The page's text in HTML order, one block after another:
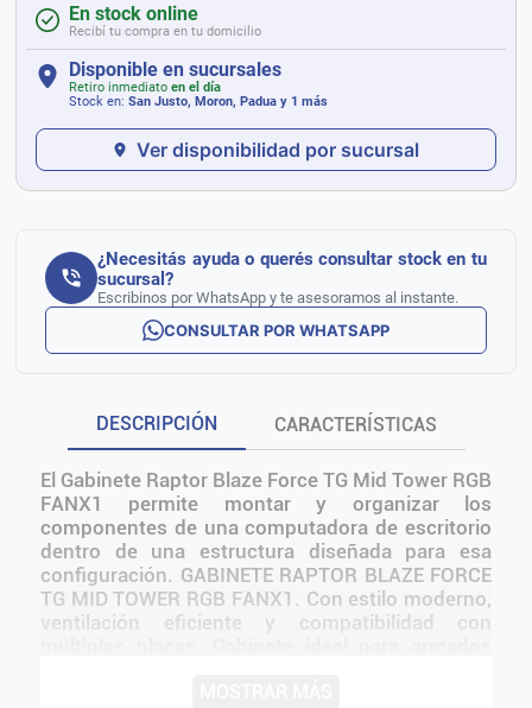
En stock online
Recibí tu compra en tu domicilio
Disponible en sucursales
Retiro inmediato en el día
Stock en: San Justo, Moron, Padua y 1 más
Ver disponibilidad por sucursal
¿Necesitás ayuda o querés consultar stock en tu
sucursal?
Escribinos por WhatsApp y te asesoramos al instante.
CONSULTAR POR WHATSAPP
DESCRIPCIÓN CARACTERÍSTICAS
El Gabinete Raptor Blaze Force TG Mid Tower RGB
FANX1 permite montar y organizar los
componentes de una computadora de escritorio
dentro de una estructura diseñada para esa
configuración. GABINETE RAPTOR BLAZE FORCE
TG MID TOWER RGB FANX1. Con estilo moderno,
ventilación eficiente y compatibilidad con